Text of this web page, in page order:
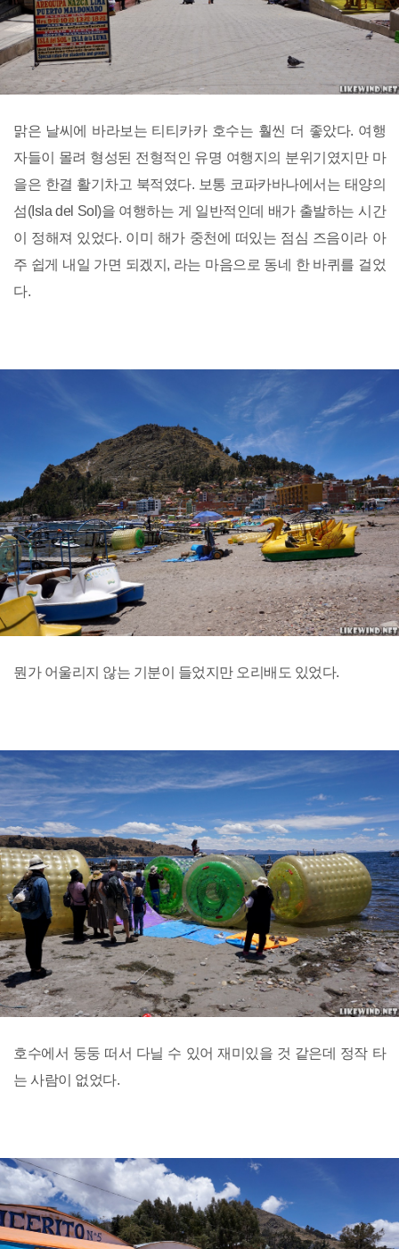
맑은 날씨에 바라보는 티티카카 호수는 훨씬 더 좋았다. 여행
자들이 몰려 형성된 전형적인 유명 여행지의 분위기였지만 마
을은 한결 활기차고 북적였다. 보통 코파카바나에서는 태양의
섬(Isla del Sol)을 여행하는 게 일반적인데 배가 출발하는 시간
이 정해져 있었다. 이미 해가 중천에 떠있는 점심 즈음이라 아
주 쉽게 내일 가면 되겠지, 라는 마음으로 동네 한 바퀴를 걸었
다.
뭔가 어울리지 않는 기분이 들었지만 오리배도 있었다.
호수에서 둥둥 떠서 다닐 수 있어 재미있을 것 같은데 정작 타
는 사람이 없었다.